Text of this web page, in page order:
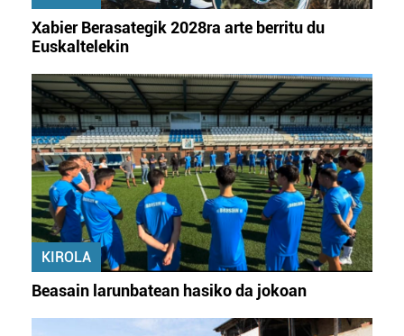
Xabier Berasategik 2028ra arte berritu du
Euskaltelekin
KIROLA
Beasain larunbatean hasiko da jokoan